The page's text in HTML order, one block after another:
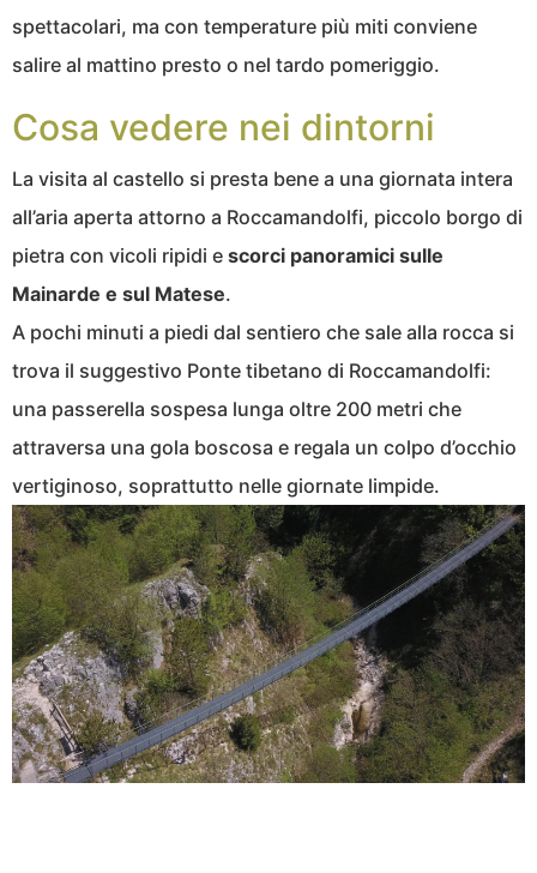
spettacolari, ma con temperature più miti conviene
salire al mattino presto o nel tardo pomeriggio.
Cosa vedere nei dintorni
La visita al castello si presta bene a una giornata intera
all’aria aperta attorno a Roccamandolfi, piccolo borgo di
pietra con vicoli ripidi e scorci panoramici sulle
Mainarde e sul Matese.
A pochi minuti a piedi dal sentiero che sale alla rocca si
trova il suggestivo Ponte tibetano di Roccamandolfi:
una passerella sospesa lunga oltre 200 metri che
attraversa una gola boscosa e regala un colpo d’occhio
vertiginoso, soprattutto nelle giornate limpide.